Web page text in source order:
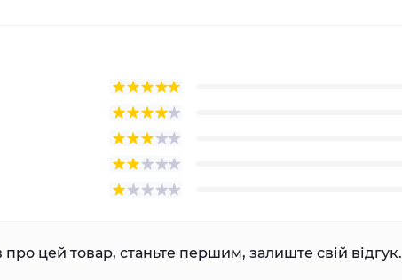
про цей товар, станьте першим, залиште свій відгук.